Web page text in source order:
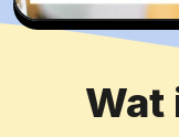
Wat